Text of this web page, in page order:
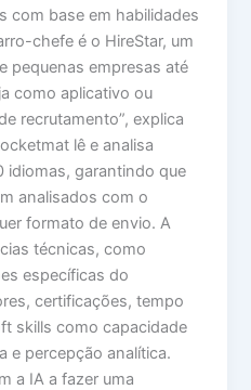
com base em habilidades
chefe é o HireStar, um
pequenas empresas até
como aplicativo ou
recrutamento”, explica
lê e analisa
idiomas, garantindo que
analisados com o
formato de envio. A
técnicas, como
específicas do
certificações, tempo
skills como capacidade
e percepção analítica.
a IA a fazer uma